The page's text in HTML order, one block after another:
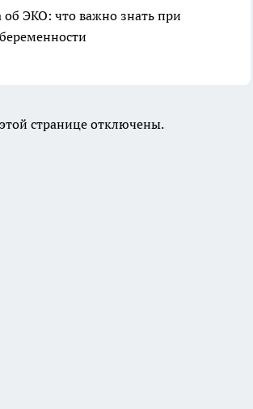
ЭКО: что важно знать при
странице отключены.